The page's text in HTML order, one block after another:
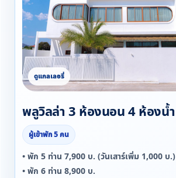
พลูวิลล่า 3 ห้องนอน 4 ห้องน้ำ
ผู้เข้าพัก 5 คน
• พัก 5 ท่าน 7,900 บ. (วันเสาร์เพิ่ม 1,000 บ.)
• พัก 6 ท่าน 8,900 บ.